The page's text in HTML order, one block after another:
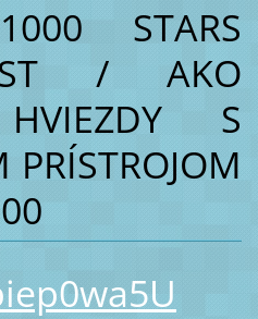
STARS
/ AKO
HVIEZDY S